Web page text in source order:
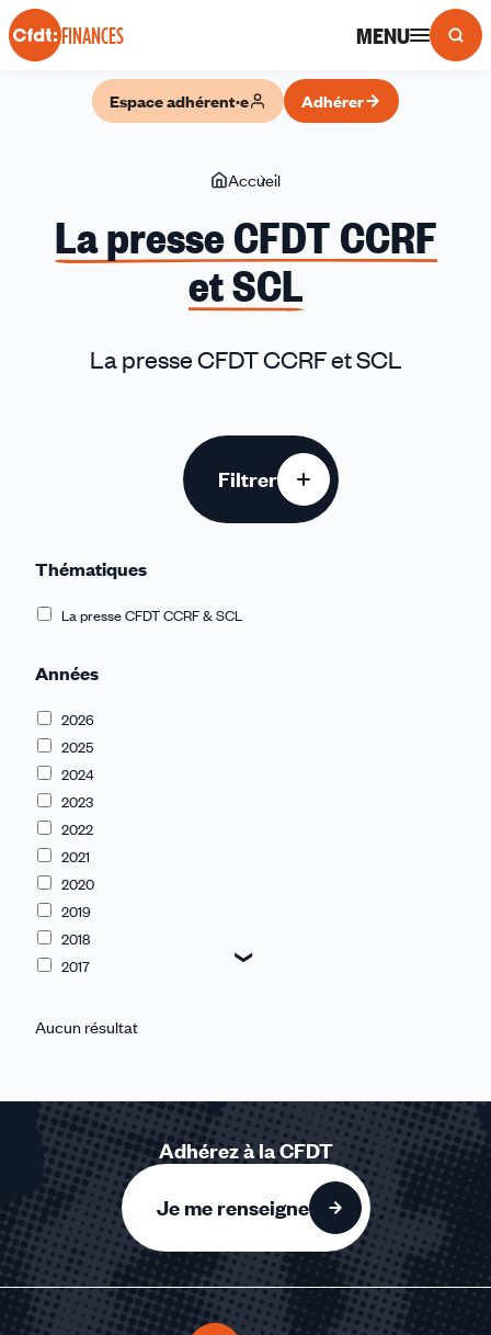
Panneau de gestion des cookies
FINANCES MENU
Espace adhérent·e Adhérer
Vous
ici
Accueil
presse
CFDT
CCRF
et
La presse CFDT CCRF
et SCL
La presse CFDT CCRF et SCL
Filtrer
Thématiques
La presse CFDT CCRF & SCL
Années
2026
2025
2024
2023
2022
2021
2020
2019
2018
2017
2015
19
18
17
15
Aucun résultat
Adhérez à la CFDT
Je me renseigne